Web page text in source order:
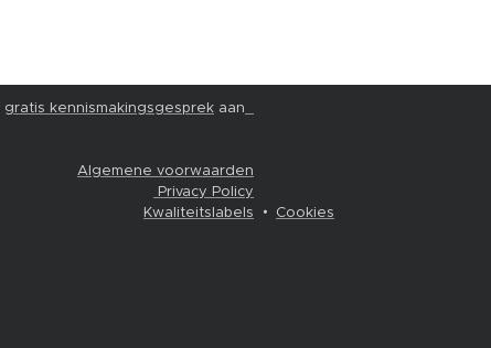
gratis kennismakingsgesprek aan
Algemene voorwaarden
Privacy Policy
Kwaliteitslabels
Cookies